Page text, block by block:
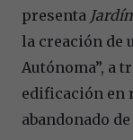
presenta
la creación de
Autónoma”, a
edificación en
abandonado